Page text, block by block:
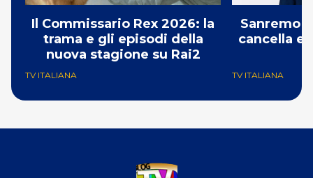
Il Commissario Rex 2026: la
trama e gli episodi della
nuova stagione su Rai2
TV ITALIANA
Sanremo
cancella e
TV ITALIANA